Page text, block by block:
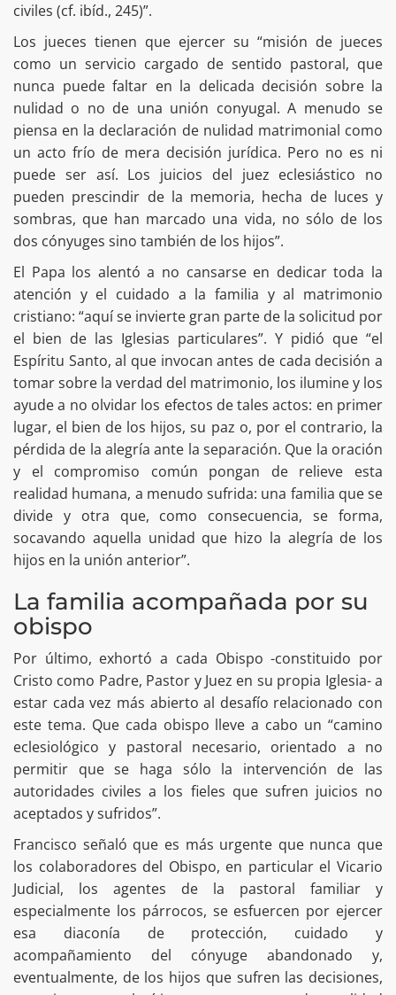
civiles (cf. ibíd., 245)”.
Los jueces tienen que ejercer su “misión de jueces
como un servicio cargado de sentido pastoral, que
nunca puede faltar en la delicada decisión sobre la
nulidad o no de una unión conyugal. A menudo se
piensa en la declaración de nulidad matrimonial como
un acto frío de mera decisión jurídica. Pero no es ni
puede ser así. Los juicios del juez eclesiástico no
pueden prescindir de la memoria, hecha de luces y
sombras, que han marcado una vida, no sólo de los
dos cónyuges sino también de los hijos”.
El Papa los alentó a no cansarse en dedicar toda la
atención y el cuidado a la familia y al matrimonio
cristiano: “aquí se invierte gran parte de la solicitud por
el bien de las Iglesias particulares”. Y pidió que “el
Espíritu Santo, al que invocan antes de cada decisión a
tomar sobre la verdad del matrimonio, los ilumine y los
ayude a no olvidar los efectos de tales actos: en primer
lugar, el bien de los hijos, su paz o, por el contrario, la
pérdida de la alegría ante la separación. Que la oración
y el compromiso común pongan de relieve esta
realidad humana, a menudo sufrida: una familia que se
divide y otra que, como consecuencia, se forma,
socavando aquella unidad que hizo la alegría de los
hijos en la unión anterior”.
La familia acompañada por su
obispo
Por último, exhortó a cada Obispo -constituido por
Cristo como Padre, Pastor y Juez en su propia Iglesia- a
estar cada vez más abierto al desafío relacionado con
este tema. Que cada obispo lleve a cabo un “camino
eclesiológico y pastoral necesario, orientado a no
permitir que se haga sólo la intervención de las
autoridades civiles a los fieles que sufren juicios no
aceptados y sufridos”.
Francisco señaló que es más urgente que nunca que
los colaboradores del Obispo, en particular el Vicario
Judicial, los agentes de la pastoral familiar y
especialmente los párrocos, se esfuercen por ejercer
esa diaconía de protección, cuidado y
acompañamiento del cónyuge abandonado y,
eventualmente, de los hijos que sufren las decisiones,